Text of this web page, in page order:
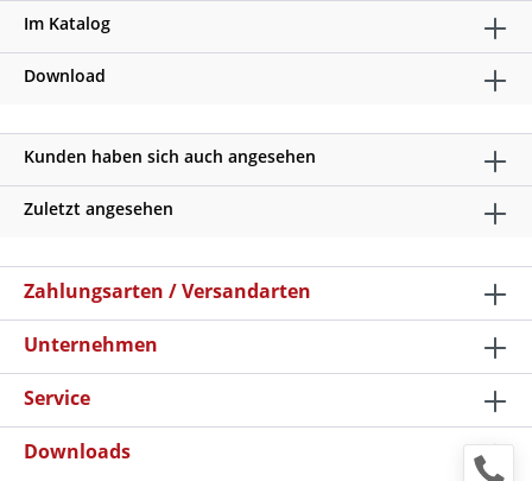
Im Katalog
Download
Kunden haben sich auch angesehen
Zuletzt angesehen
Zahlungsarten / Versandarten
Unternehmen
Service
Downloads